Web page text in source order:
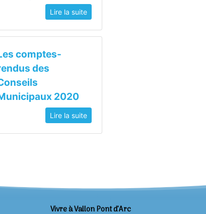
Lire la suite
comptes-
des
2020
Lire la suite
Vivre à Vallon Pont d’Arc